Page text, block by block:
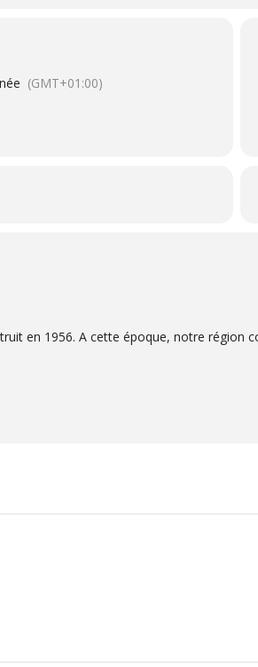
(GMT+01:00)
en 1956. A cette époque, notre région